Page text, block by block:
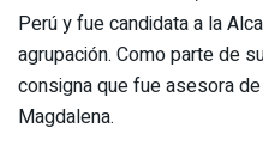
Perú y fue candidata a la
agrupación. Como parte de
consigna que fue asesora
Magdalena.